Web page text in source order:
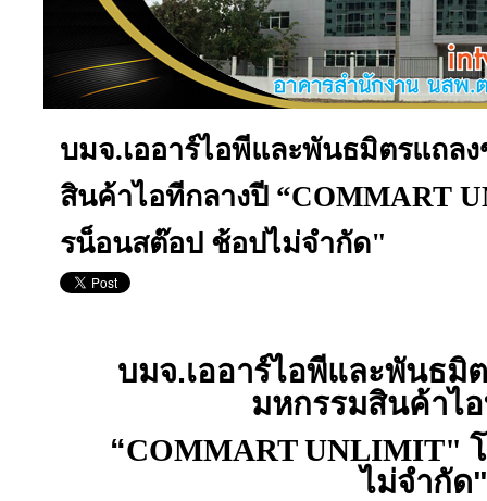
บมจ.เออาร์ไอพีและพันธมิตรแถล
สินค้าไอทีกลางปี “COMMART
รน็อนสต๊อป ช้อปไม่จำกัด"
บมจ.เออาร์ไอพีและพันธมิ
มหกรรมสินค้าไ
“COMMART UNLIMIT"
ไม่จำกัด"